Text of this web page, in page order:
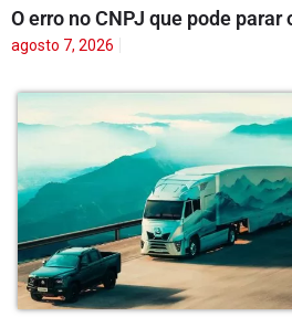
O erro no CNPJ que pode parar
agosto 7, 2026